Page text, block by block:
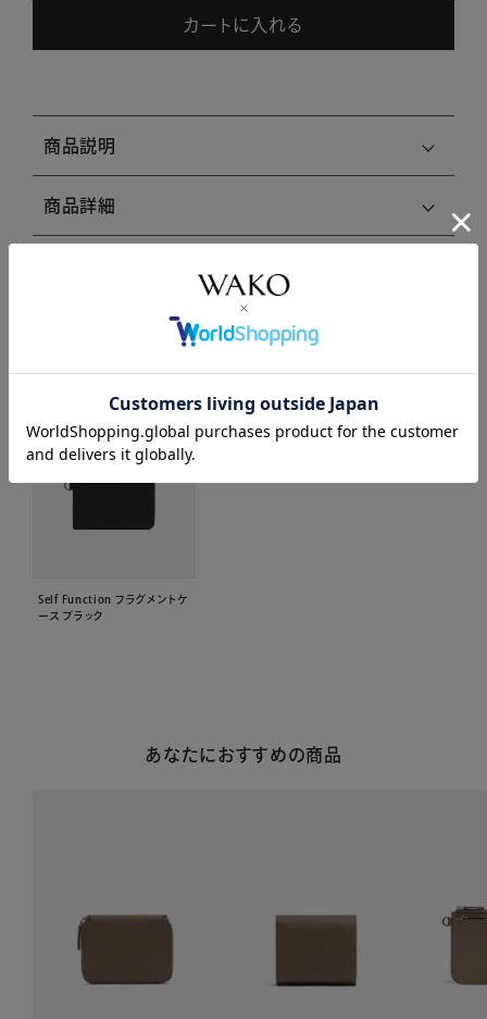
カートに入れる
商品説明
商品詳細
Self Function フラグメントケ
ース ブラック
あなたにおすすめの商品